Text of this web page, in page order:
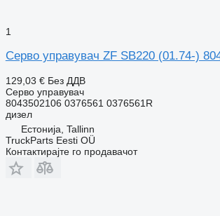
1
Серво управувач ZF SB220 (01.74-)
129,03 € Без ДДВ
Серво управувач
8043502106 0376561 0376561R
дизел
Естонија, Tallinn
TruckParts Eesti OÜ
Контактирајте го продавачот